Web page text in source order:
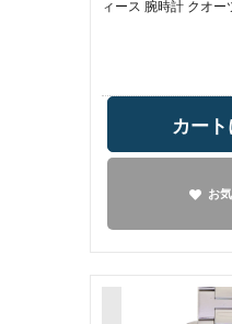
ィース 腕時計 クオー
カー
お